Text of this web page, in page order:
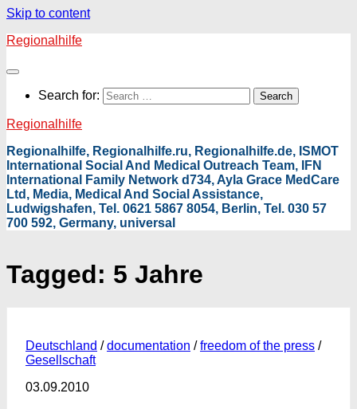
Skip to content
Regionalhilfe
Search for:
Regionalhilfe
Regionalhilfe, Regionalhilfe.ru, Regionalhilfe.de, ISMOT
International Social And Medical Outreach Team, IFN
International Family Network d734, Ayla Grace MedCare
Ltd, Media, Medical And Social Assistance,
Ludwigshafen, Tel. 0621 5867 8054, Berlin, Tel. 030 57
700 592, Germany, universal
Tagged: 5 Jahre
Deutschland /documentation /freedom of the press /
Gesellschaft
03.09.2010